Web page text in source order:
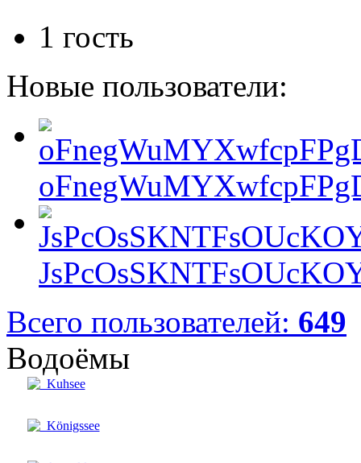
1 гость
Новые пользователи:
Всего пользователей: 649
Водоёмы
Kuhsee
Königssee